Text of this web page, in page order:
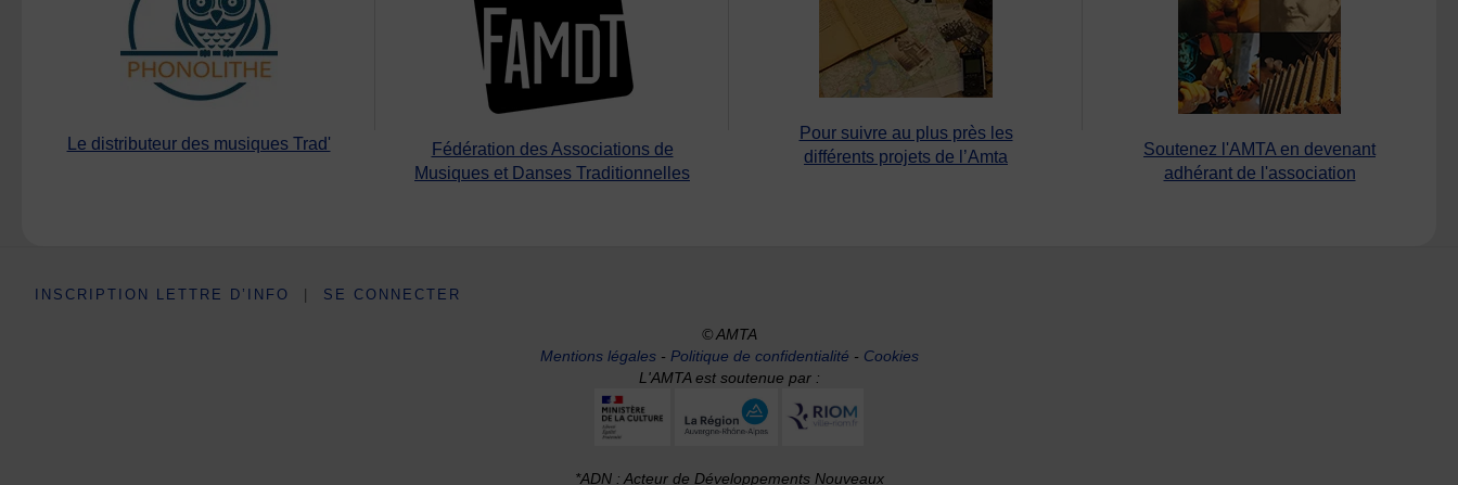
Le distributeur des musiques Trad'
Fédération des Associations de
Musiques et Danses Traditionnelles
Pour suivre au plus près les
différents projets de l’Amta
Soutenez l'AMTA en devenant
adhérant de l'association
INSCRIPTION LETTRE D’INFO | SE CONNECTER
© AMTA
Mentions légales- Politique de confidentialité - Cookies
L'AMTA est soutenue par :
*ADN : Acteur de Développements Nouveaux